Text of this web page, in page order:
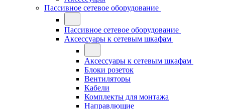
Пассивное сетевое оборудование
Пассивное сетевое оборудование
Аксессуары к сетевым шкафам
Аксессуары к сетевым шкафам
Блоки розеток
Вентиляторы
Кабели
Комплекты для монтажа
Направлющие